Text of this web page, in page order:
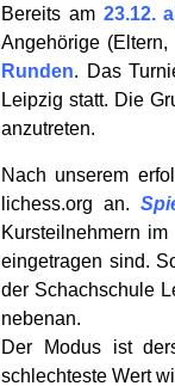
Bereits am 23.12.
Angehörige
Runden. Das
Leipzig statt. Die
anzutreten.
Nach unserem
lichess.org an.
Kursteilnehmern
eingetragen sind.
der Schachschule
nebenan.
Der Modus ist
schlechteste Wert